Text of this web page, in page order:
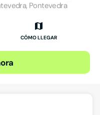
Pontevedra
CÓMO LLEGAR